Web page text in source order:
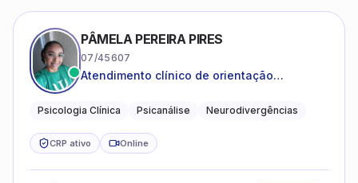
PÂMELA PEREIRA PIRES
07/45607
Atendimento clínico de orientação
crianças neurotípicas
Psicologia Clínica Psicanálise Neurodivergências
CRP ativo Online